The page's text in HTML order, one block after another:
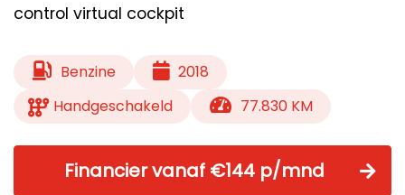
control virtual cockpit
Benzine
2018
Handgeschakeld
77.830 KM
Financier vanaf €144 p/mnd